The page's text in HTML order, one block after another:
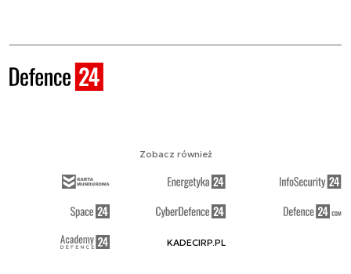
Zobacz również
KADECIRP.PL